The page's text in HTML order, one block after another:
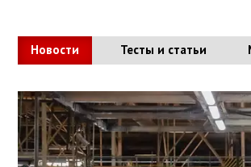
Новости Тесты и статьи